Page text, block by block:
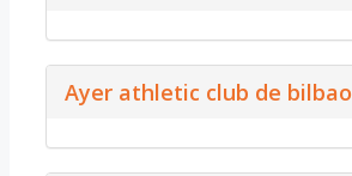
Ayer athletic club de bilbao